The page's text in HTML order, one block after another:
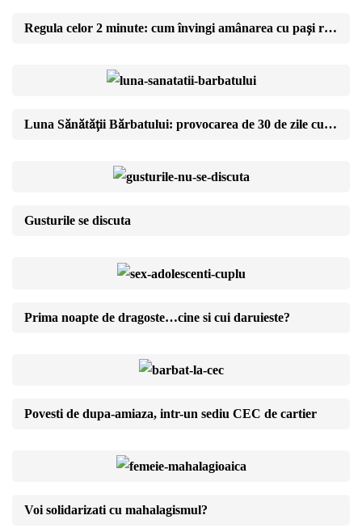
Regula celor 2 minute: cum învingi amânarea cu pași ridicol de mici
Luna Sănătății Bărbatului: provocarea de 30 de zile cu care îți schimbi anul
Gusturile se discuta
Prima noapte de dragoste…cine si cui daruieste?
Povesti de dupa-amiaza, intr-un sediu CEC de cartier
Voi solidarizati cu mahalagismul?